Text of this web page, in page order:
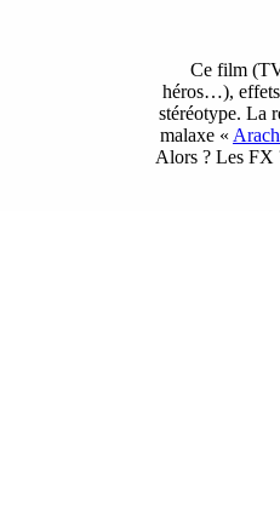
Ce film
héros…), effets
stéréotype. La
malaxe «
Alors ? Les FX